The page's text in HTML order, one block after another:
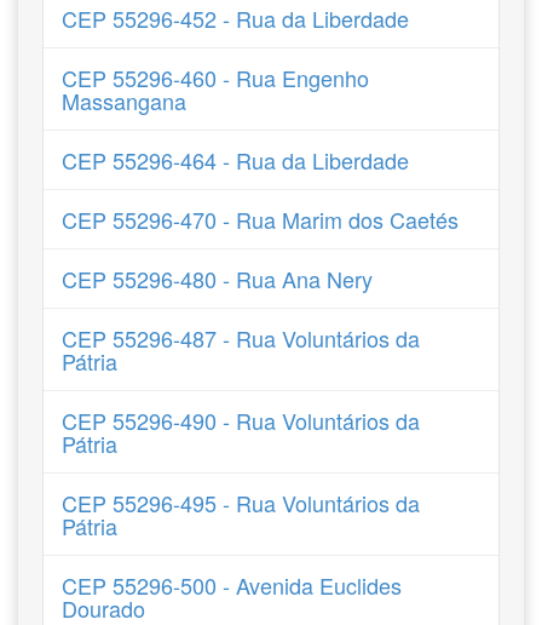
CEP 55296-452 - Rua da Liberdade
CEP 55296-460 - Rua Engenho
Massangana
CEP 55296-464 - Rua da Liberdade
CEP 55296-470 - Rua Marim dos Caetés
CEP 55296-480 - Rua Ana Nery
CEP 55296-487 - Rua Voluntários da
Pátria
CEP 55296-490 - Rua Voluntários da
Pátria
CEP 55296-495 - Rua Voluntários da
Pátria
CEP 55296-500 - Avenida Euclides
Dourado